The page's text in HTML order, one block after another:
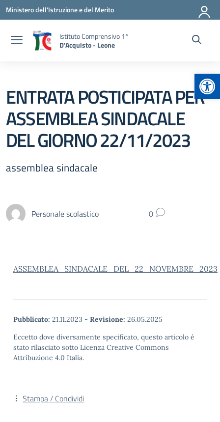
Vai ai contenuti
Vai al menu di navigazione
Vai al footer
Ministero dell'Istruzione e del Merito
Istituto Comprensivo 1°
D'Acquisto - Leone
ENTRATA POSTICIPATA PER
ASSEMBLEA SINDACALE
DEL GIORNO 22/11/2023
assemblea sindacale
Personale scolastico 0
ASSEMBLEA_SINDACALE_DEL_22_NOVEMBRE_2023
Pubblicato: 21.11.2023 - Revisione: 26.05.2025
Eccetto dove diversamente specificato, questo articolo è
stato rilasciato sotto Licenza Creative Commons
Attribuzione 4.0 Italia.
Stampa / Condividi